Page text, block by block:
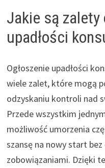
Jakie są zalety
upadłości
Ogłoszenie upadłości
wiele zalet, które mogą
odzyskaniu kontroli nad
Przede wszystkim
możliwość umorzenia
szansę na nowy start bez
zobowiązaniami. Dzięki